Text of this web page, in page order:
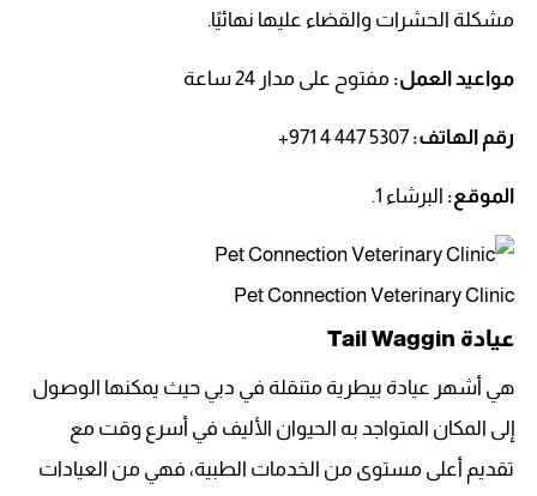
مشكلة الحشرات والقضاء عليها نهائيًا.
مواعيد العمل: مفتوح على مدار 24 ساعة
رقم الهاتف:
الموقع: البرشاء 1.
Pet Connection Veterinary Clinic
عيادة Tail Waggin
هي أشهر عيادة بيطرية متنقلة في دبي حيث يمكنها الوصول
إلى المكان المتواجد به الحيوان الأليف في أسرع وقت مع
تقديم أعلى مستوى من الخدمات الطبية، فهي من العيادات